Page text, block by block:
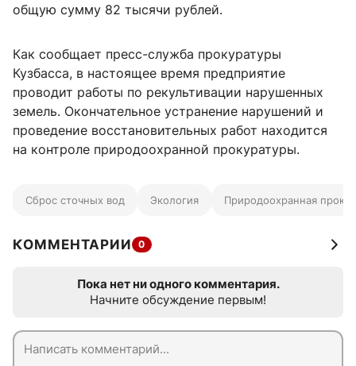
общую сумму 82 тысячи рублей.
Как сообщает пресс-служба прокуратуры
Кузбасса, в настоящее время предприятие
проводит работы по рекультивации нарушенных
земель. Окончательное устранение нарушений и
проведение восстановительных работ находится
на контроле природоохранной прокуратуры.
Сброс сточных вод Экология Природоохранная
КОММЕНТАРИИ 0
Пока нет ни одного комментария.
Начните обсуждение первым!